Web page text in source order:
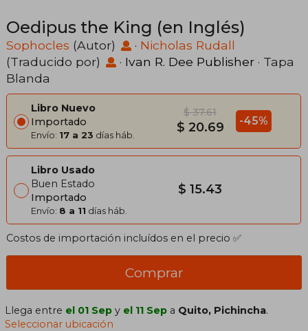
Oedipus the King (en Inglés)
Sophocles (Autor) · Nicholas Rudall
(Traducido por)
· Ivan R. Dee Publisher · Tapa
Blanda
Libro Nuevo
Importado
Envío: 17 a 23 días háb.
$ 37.61
$ 20.69 -45%
Libro Usado
Buen Estado
Importado
Envío: 8 a 11 días háb.
$ 15.43
Costos de importación incluídos en el precio ✅
Comprar
Llega entre el 01 Sep y el 11 Sep a Quito, Pichincha.
Seleccionar ubicación